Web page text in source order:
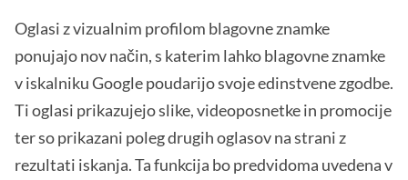
Oglasi z vizualnim profilom blagovne znamke
ponujajo nov način, s katerim lahko blagovne znamke
v iskalniku Google poudarijo svoje edinstvene zgodbe.
Ti oglasi prikazujejo slike, videoposnetke in promocije
ter so prikazani poleg drugih oglasov na strani z
rezultati iskanja. Ta funkcija bo predvidoma uvedena v